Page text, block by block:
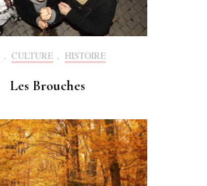
, CULTURE , HISTOIRE
Les Brouches